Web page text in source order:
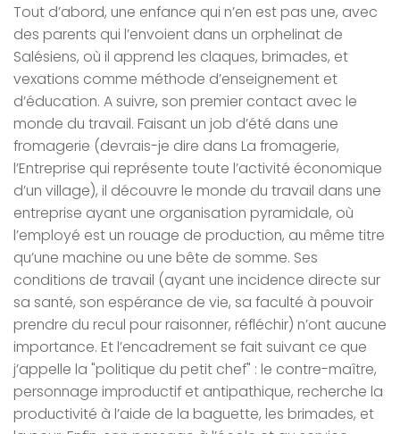
Tout d’abord, une enfance qui n’en est pas une, avec
des parents qui l’envoient dans un orphelinat de
Salésiens, où il apprend les claques, brimades, et
vexations comme méthode d’enseignement et
d’éducation. A suivre, son premier contact avec le
monde du travail. Faisant un job d’été dans une
fromagerie (devrais-je dire dans La fromagerie,
l’Entreprise qui représente toute l’activité économique
d’un village), il découvre le monde du travail dans une
entreprise ayant une organisation pyramidale, où
l’employé est un rouage de production, au même titre
qu’une machine ou une bête de somme. Ses
conditions de travail (ayant une incidence directe sur
sa santé, son espérance de vie, sa faculté à pouvoir
prendre du recul pour raisonner, réfléchir) n’ont aucune
importance. Et l’encadrement se fait suivant ce que
j’appelle la "politique du petit chef" : le contre-maître,
personnage improductif et antipathique, recherche la
productivité à l’aide de la baguette, les brimades, et